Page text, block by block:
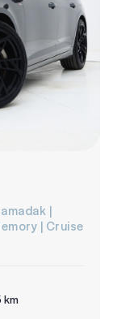
|
| Cruise
km